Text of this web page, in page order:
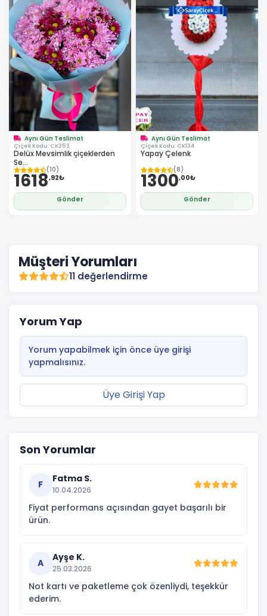
Aynı Gün Teslimat
Çiçek Kodu: CK353
Delüx Mevsimlik çiçeklerden
Se...
(10)
1618,92₺
Gönder
Aynı Gün Teslimat
Çiçek Kodu: CK134
Yapay Çelenk
(8)
1300,00₺
Gönder
Müşteri Yorumları
11 değerlendirme
Yorum Yap
Yorum yapabilmek için önce üye girişi
yapmalısınız.
Üye Girişi Yap
Son Yorumlar
F
Fatma S.
10.04.2026
Fiyat performans açısından gayet başarılı bir
ürün.
A
Ayşe K.
25.03.2026
Not kartı ve paketleme çok özenliydi, teşekkür
ederim.